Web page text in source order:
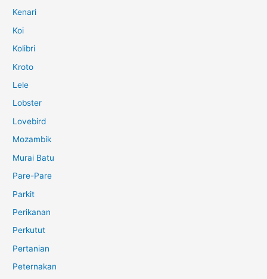
Kenari
Koi
Kolibri
Kroto
Lele
Lobster
Lovebird
Mozambik
Murai Batu
Pare-Pare
Parkit
Perikanan
Perkutut
Pertanian
Peternakan